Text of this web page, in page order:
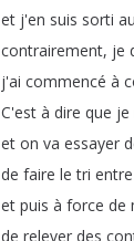
et j'en suis sorti
contrairement, je
j'ai commencé à
C'est à dire que je
et on va essayer
de faire le tri entre
et puis à force de
de relever des